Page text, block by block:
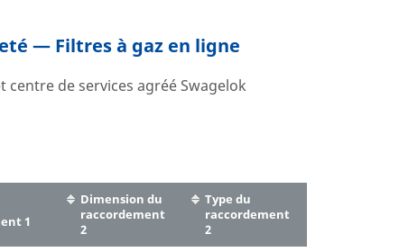
— Filtres à gaz en ligne
de services agréé Swagelok
1
Dimension du
raccordement
2
Type du
raccordement
2